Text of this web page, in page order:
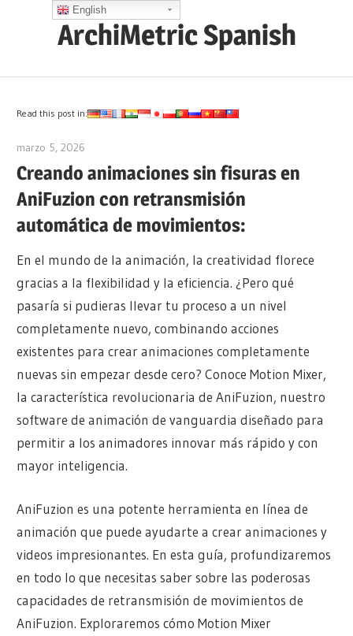
ArchiMetric Spanish
Ops,
and
More
Read this post in:
marzo 5, 2026
Creando animaciones sin fisuras en
AniFuzion con retransmisión
automática de movimientos:
En el mundo de la animación, la creatividad florece
gracias a la flexibilidad y la eficiencia. ¿Pero qué
pasaría si pudieras llevar tu proceso a un nivel
completamente nuevo, combinando acciones
existentes para crear animaciones completamente
nuevas sin empezar desde cero? Conoce Motion Mixer,
la característica revolucionaria de AniFuzion, nuestro
software de animación de vanguardia diseñado para
permitir a los animadores innovar más rápido y con
mayor inteligencia.
AniFuzion es una potente herramienta en línea de
animación que puede ayudarte a crear animaciones y
videos impresionantes. En esta guía, profundizaremos
en todo lo que necesitas saber sobre las poderosas
capacidades de retransmisión de movimientos de
AniFuzion. Exploraremos cómo Motion Mixer
English